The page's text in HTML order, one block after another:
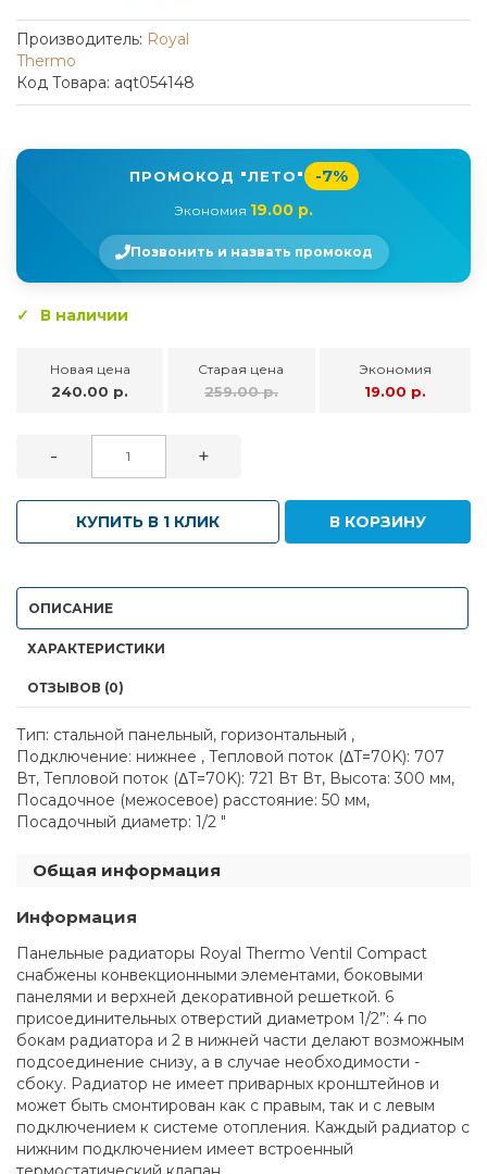
Производитель: Royal
Thermo
Код Товара: aqt054148
ПРОМОКОД "ЛЕТО" -7%
Экономия 19.00 р.
Позвонить и назвать промокод
В наличии
Новая цена
240.00 р.
Старая цена
259.00 р.
Экономия
19.00 р.
- +
КУПИТЬ В 1 КЛИК В КОРЗИНУ
ОПИСАНИЕ
ХАРАКТЕРИСТИКИ
ОТЗЫВОВ (0)
Тип: стальной панельный, горизонтальный ,
Подключение: нижнее , Тепловой поток (ΔT=70K): 707
Вт, Тепловой поток (ΔT=70K): 721 Вт Вт, Высота: 300 мм,
Посадочное (межосевое) расстояние: 50 мм,
Посадочный диаметр: 1/2 "
Общая информация
Информация
Панельные радиаторы Royal Thermo Ventil Compact
снабжены конвекционными элементами, боковыми
панелями и верхней декоративной решеткой. 6
присоединительных отверстий диаметром 1/2”: 4 по
бокам радиатора и 2 в нижней части делают возможным
подсоединение снизу, а в случае необходимости -
сбоку. Радиатор не имеет приварных кронштейнов и
может быть смонтирован как с правым, так и с левым
подключением к системе отопления. Каждый радиатор с
нижним подключением имеет встроенный